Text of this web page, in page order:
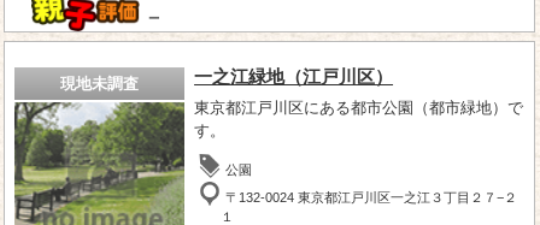
－
現地未調査 一之江緑地（江戸川区）
東京都江戸川区にある都市公園（都市緑地）で
す。
公園
〒132-0024 東京都江戸川区一之江３丁目２７−２
１